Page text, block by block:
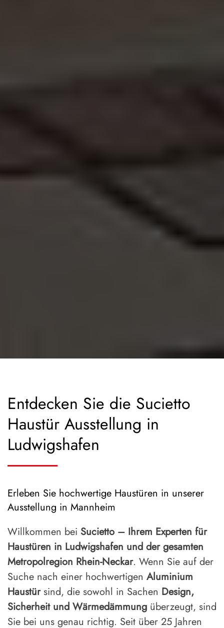
Entdecken Sie die Sucietto
Haustür Ausstellung in
Ludwigshafen
Erleben Sie hochwertige Haustüren in unserer
Ausstellung in Mannheim
Willkommen bei Sucietto – Ihrem Experten für
Haustüren in Ludwigshafen und der gesamten
Metropolregion Rhein-Neckar. Wenn Sie auf der
Suche nach einer hochwertigen Aluminium
Haustürsind, die sowohl in Sachen Design,
Sicherheit und Wärmedämmung überzeugt, sind
Sie bei uns genau richtig. Seit über 25 Jahren